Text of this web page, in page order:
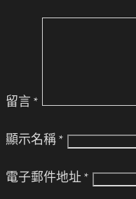
留言 *
顯示名稱 *
電子郵件地址 *